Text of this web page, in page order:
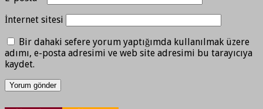
İnternet sitesi
Bir dahaki sefere yorum yaptığımda kullanılmak üzere
adımı, e-posta adresimi ve web site adresimi bu tarayıcıya
kaydet.